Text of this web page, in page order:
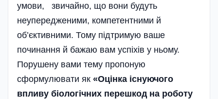
умови, звичайно, що вони будуть
неупередженими, компетентними й
об’єктивними. Тому підтримую ваше
починання й бажаю вам успіхів у ньому.
Порушену вами тему пропоную
сформулювати як «Оцінка існуючого
впливу біологічних перешкод на роботу